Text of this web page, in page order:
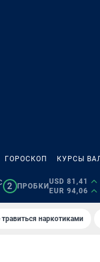
ГОРОСКОП КУРСЫ
2 ПРОБКИ
USD 81,41
EUR 94,06
наркотиками